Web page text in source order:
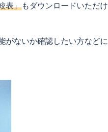
表」もダウンロードいただけ
がないか確認したい方などに